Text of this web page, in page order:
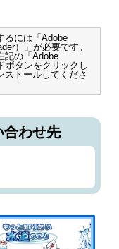
るには「Adobe
）」が必要です。
記の「Adobe
ボタンをクリックし
ストールしてくださ
合わせ先